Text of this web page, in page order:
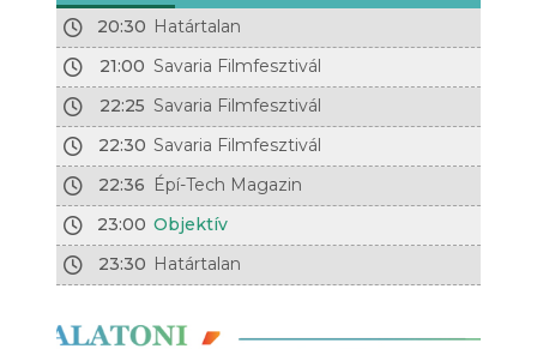
20:30 Határtalan
21:00 Savaria Filmfesztivál
22:25 Savaria Filmfesztivál
22:30 Savaria Filmfesztivál
22:36 Épí-Tech Magazin
23:00 Objektív
23:30 Határtalan